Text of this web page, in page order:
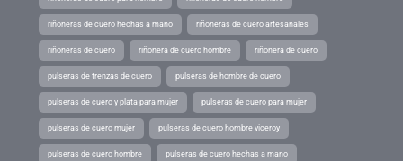
riñoneras de cuero hechas a mano riñoneras de cuero artesanales
riñoneras de cuero riñonera de cuero hombre riñonera de cuero
pulseras de trenzas de cuero pulseras de hombre de cuero
pulseras de cuero y plata para mujer pulseras de cuero para mujer
pulseras de cuero mujer pulseras de cuero hombre viceroy
pulseras de cuero hombre pulseras de cuero hechas a mano